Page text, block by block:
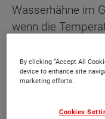
Wasserhähne im
wenn die
das wichtigste
sollten jetzt auch
Gerätehaus
By clicking “Accept All
device to enhance site
marketing efforts.
Cookies